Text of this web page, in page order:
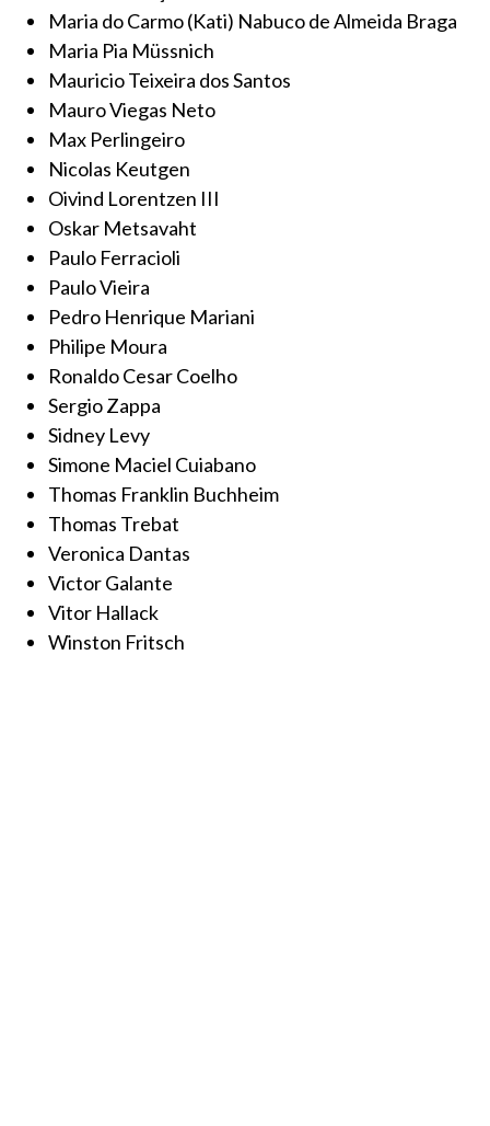
Maria do Carmo (Kati) Nabuco de Almeida Braga
Maria Pia Müssnich
Mauricio Teixeira dos Santos
Mauro Viegas Neto
Max Perlingeiro
Nicolas Keutgen
Oivind Lorentzen III
Oskar Metsavaht
Paulo Ferracioli
Paulo Vieira
Pedro Henrique Mariani
Philipe Moura
Ronaldo Cesar Coelho
Sergio Zappa
Sidney Levy
Simone Maciel Cuiabano
Thomas Franklin Buchheim
Thomas Trebat
Veronica Dantas
Victor Galante
Vitor Hallack
Winston Fritsch